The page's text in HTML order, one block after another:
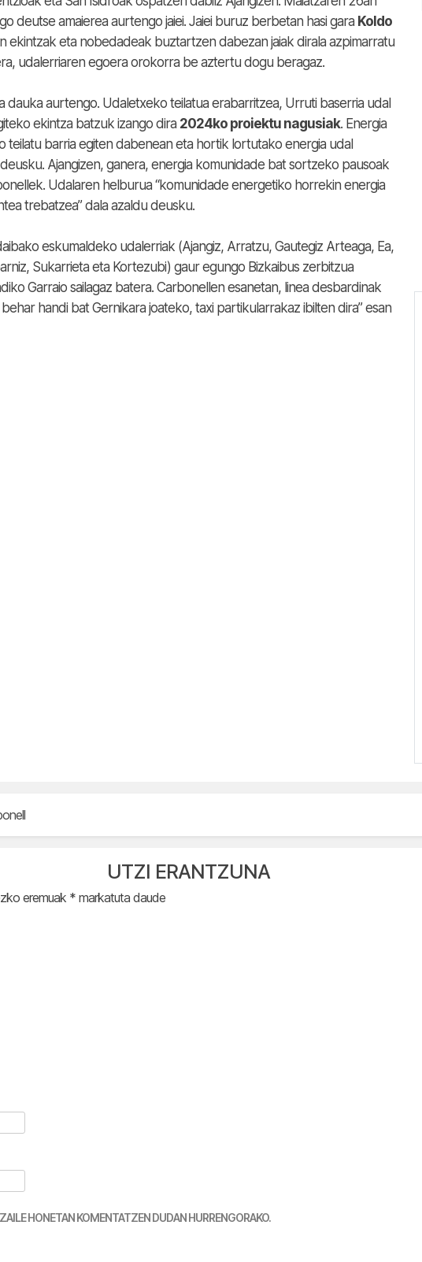
deutse amaierea aurtengo jaiei. Jaiei buruz berbetan hasi gara Koldo
ekintzak eta nobedadeak buztartzen dabezan jaiak dirala azpimarratu
udalerriaren egoera orokorra be aztertu dogu beragaz.
aurtengo. Udaletxeko teilatua erabarritzea, Urruti baserria udal
ekintza batzuk izango dira 2024ko proiektu nagusiak. Energia
barria egiten dabenean eta hortik lortutako energia udal
Ajangizen, ganera, energia komunidade bat sortzeko pausoak
Udalaren helburua “komunidade energetiko horrekin energia
trebatzea” dala azaldu deusku.
eskumaldeko udalerriak (Ajangiz, Arratzu, Gautegiz Arteaga, Ea,
Sukarrieta eta Kortezubi) gaur egungo Bizkaibus zerbitzua
Garraio sailagaz batera. Carbonellen esanetan, linea desbardinak
handi bat Gernikara joateko, taxi partikularrakaz ibilten dira” esan
UTZI ERANTZUNA
eremuak * markatuta daude
HONETAN KOMENTATZEN DUDAN HURRENGORAKO.